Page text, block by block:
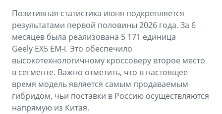
Позитивная статистика июня подкрепляется
результатами первой половины 2026 года. За 6
месяцев была реализована 5 171 единица
Geely EX5 EM-i. Это обеспечило
высокотехнологичному кроссоверу второе место
в сегменте. Важно отметить, что в настоящее
время модель является самым продаваемым
гибридом, чьи поставки в Россию осуществляются
напрямую из Китая.